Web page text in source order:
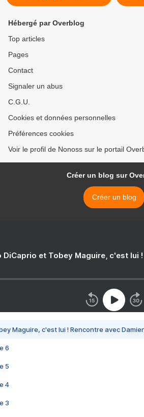
Hébergé par Overblog
Top articles
Pages
Contact
Signaler un abus
C.G.U.
Cookies et données personnelles
Préférences cookies
Voir le profil de Nonoss sur le portail
Créer un blog sur
Créer un blog
DiCaprio et Tobey Maguire, c'est lui
Maguire, c'est lui ! Rencontre avec
6
5
4
3